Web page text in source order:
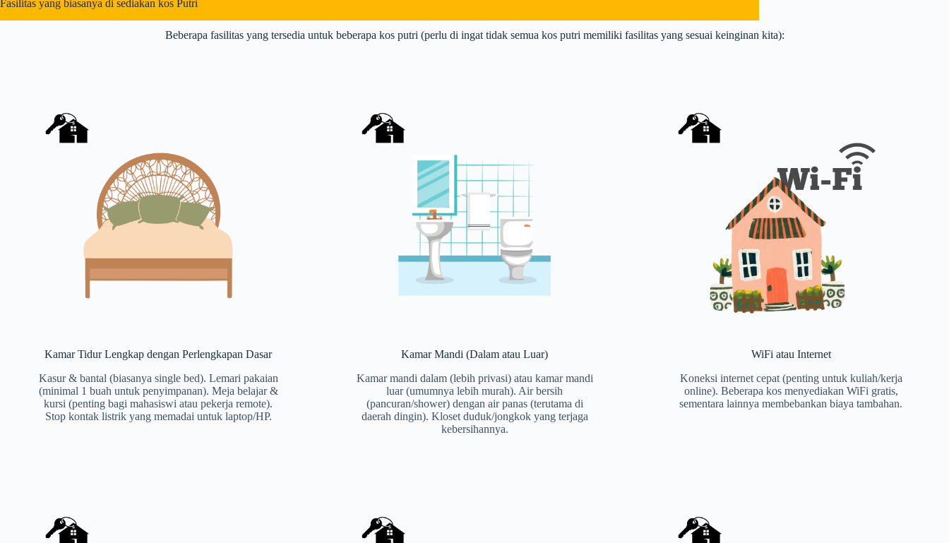
Fasilitas yang biasanya di sediakan kos Putri
Beberapa fasilitas yang tersedia untuk beberapa kos putri (perlu di ingat tidak semua kos putri memiliki fasilitas yang sesuai keinginan kita):
Kamar Tidur Lengkap dengan Perlengkapan Dasar
Kasur & bantal (biasanya single bed). Lemari pakaian
(minimal 1 buah untuk penyimpanan). Meja belajar &
kursi (penting bagi mahasiswi atau pekerja remote).
Stop kontak listrik yang memadai untuk laptop/HP.
Kamar Mandi (Dalam atau Luar)
Kamar mandi dalam (lebih privasi) atau kamar mandi
luar (umumnya lebih murah). Air bersih
(pancuran/shower) dengan air panas (terutama di
daerah dingin). Kloset duduk/jongkok yang terjaga
kebersihannya.
WiFi atau Internet
Koneksi internet cepat (penting untuk kuliah/kerja
online). Beberapa kos menyediakan WiFi gratis,
sementara lainnya membebankan biaya tambahan.